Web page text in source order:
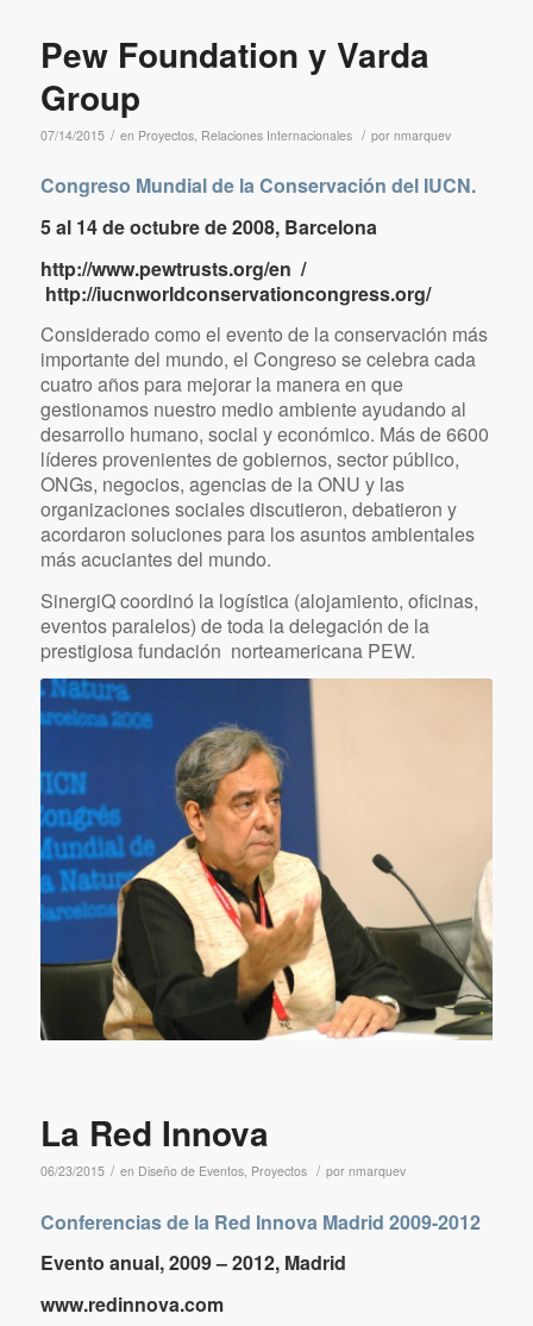
Fotografías © Casa Asia
Pew Foundation y Varda
Group
07/14/2015 / en Proyectos,Relaciones Internacionales / pornmarquev
Congreso Mundial de la Conservación del IUCN.
5 al 14 de octubre de 2008, Barcelona
http://www.pewtrusts.org/en/
http://iucnworldconservationcongress.org/
Considerado como el evento de la conservación más
importante del mundo, el Congreso se celebra cada
cuatro años para mejorar la manera en que
desarrollo humano, social y económico. Más de 6600
líderes provenientes de gobiernos, sector público,
ONGs, negocios, agencias de la ONU y las
organizaciones sociales discutieron, debatieron y
acordaron soluciones para los asuntos ambientales
más acuciantes del mundo.
SinergiQ coordinó la logística (alojamiento, oficinas,
eventos paralelos) de toda la delegación de la
prestigiosa fundación norteamericana PEW.
La Red Innova
Conferencias de la Red Innova Madrid 2009-2012